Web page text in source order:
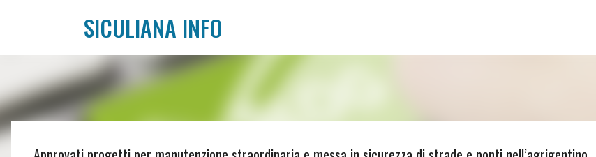
SICULIANA INFO